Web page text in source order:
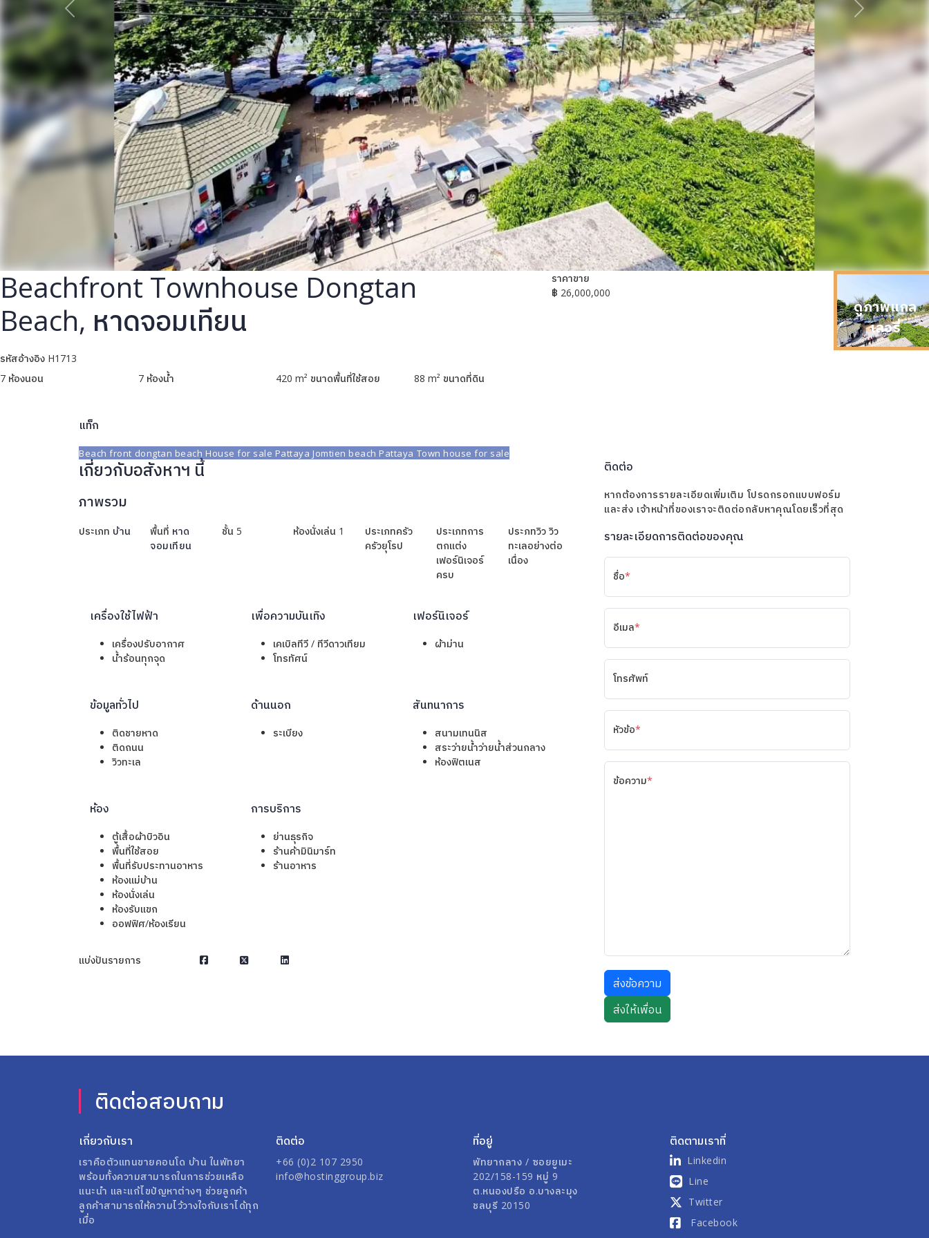
ก่อนหน้า ถัดไป
Beachfront Townhouse Dongtan
Beach, หาดจอมเทียน
รหัสอ้างอิง H1713
7 ห้องนอน 7 ห้องน้ำ 420 m² ขนาดพื้นที่ใช้สอย 88 m² ขนาดที่ดิน
ราคาขาย
฿ 26,000,000
ดูภาพแกล
เลอรี่
แท็ก
Beach front dongtan beach House for sale Pattaya Jomtien beach Pattaya Town house for sale
เกี่ยวกับอสังหาฯ นี้
ภาพรวม
ประเภท บ้าน พื้นที่ หาด
จอมเทียน
ชั้น 5 ห้องนั่งเล่น 1
ประเภทครัว
ครัวยุโรป
ประเภทการ
ตกแต่ง
เฟอร์นิเจอร์
ครบ
ประภทวิว วิว
ทะเลอย่างต่อ
เนื่อง
เครื่องใช้ไฟฟ้า
เครื่องปรับอากาศ
น้ำร้อนทุกจุด
เพื่อความบันเทิง
เคเบิลทีวี / ทีวีดาวเทียม
โทรทัศน์
เฟอร์นิเจอร์
ผ้าม่าน
ข้อมูลทั่วไป
ติดชายหาด
ติดถนน
วิวทะเล
ด้านนอก
ระเบียง
สันทนาการ
สนามเทนนิส
สระว่ายน้ำว่ายน้ำส่วนกลาง
ห้องฟิตเนส
ห้อง
ตู้เสื้อผ้าบิวอิน
พื้นที่ใช้สอย
พื้นที่รับประทานอาหาร
ห้องแม่บ้าน
ห้องนั่งเล่น
ห้องรับแขก
ออฟฟิศ/ห้องเรียน
การบริการ
ย่านธุรกิจ
ร้านค้ามินิมาร์ท
ร้านอาหาร
แบ่งปันรายการ
ติดต่อ
หากต้องการรายละเอียดเพิ่มเติม โปรดกรอกแบบฟอร์ม
และส่ง เจ้าหน้าที่ของเราจะติดต่อกลับหาคุณโดยเร็วที่สุด
รายละเอียดการติดต่อของคุณ
ชื่อ*
อีเมล*
โทรศัพท์
หัวข้อ*
ข้อความ*
ส่งข้อความ
ติดต่อสอบถาม
เกี่ยวกับเรา
เราคือตัวแทนขายคอนโด บ้าน ในพัทยา
พร้อมทั้งความสามารถในการช่วยเหลือ
แนะนำ และแก้ไขปัญหาต่างๆ ช่วยลูกค้า
ลูกค้าสามารถให้ความไว้วางใจกับเราได้ทุก
เมื่อ
ติดต่อ
+66 (0)2 107 2950
info@hostinggroup.biz
ที่อยู่
พัทยากลาง / ซอยยูเมะ
202/158-159 หมู่ 9
ต.หนองปรือ อ.บางละมุง
ชลบุรี 20150
ติดตามเราที่
Linkedin
Line
Twitter
Facebook